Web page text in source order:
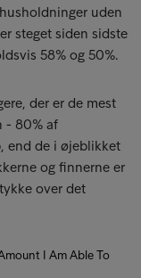
uden
steget siden sidste
58% og 50%.
der er de mest
- 80% af
end de i øjeblikket
og finnerne er
over det